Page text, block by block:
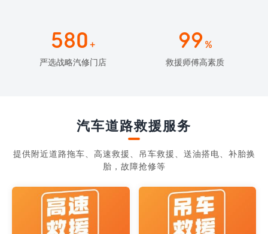
580 +
严选战略汽修门店
99 %
救援师傅高素质
汽车道路救援服务
提供附近道路拖车、高速救援、吊车救援、送油搭电、补胎换
胎，故障抢修等